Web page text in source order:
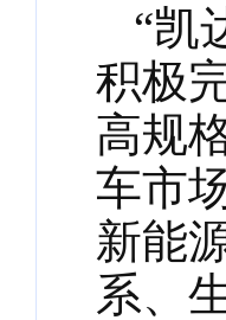
“凯
积极
高规
车市
新能
系、